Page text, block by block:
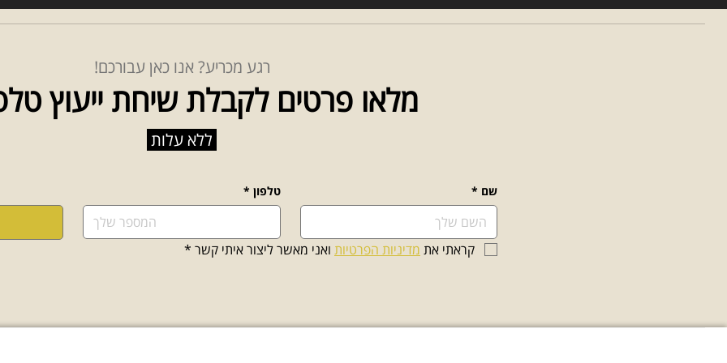
רגע מכריע? אנו כאן עבורכם!
מלאו פרטים לקבלת שיחת ייעוץ
ללא עלות
שם * טלפון *
קראתי את מדיניות הפרטיות ואני מאשר ליצור איתי קשר *